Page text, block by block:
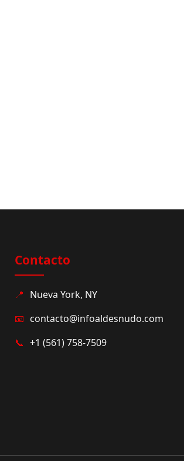
Contacto
📍 Nueva York, NY
📧 contacto@infoaldesnudo.com
📞 +1 (561) 758-7509